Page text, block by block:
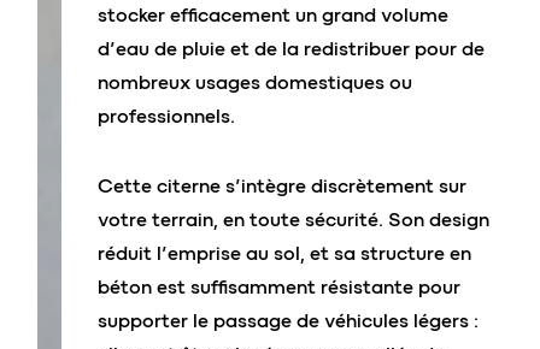
stocker efficacement un grand volume
d’eau de pluie et de la redistribuer pour de
nombreux usages domestiques ou
professionnels.
Cette citerne s’intègre discrètement sur
votre terrain, en toute sécurité. Son design
réduit l’emprise au sol, et sa structure en
béton est suffisamment résistante pour
supporter le passage de véhicules légers :